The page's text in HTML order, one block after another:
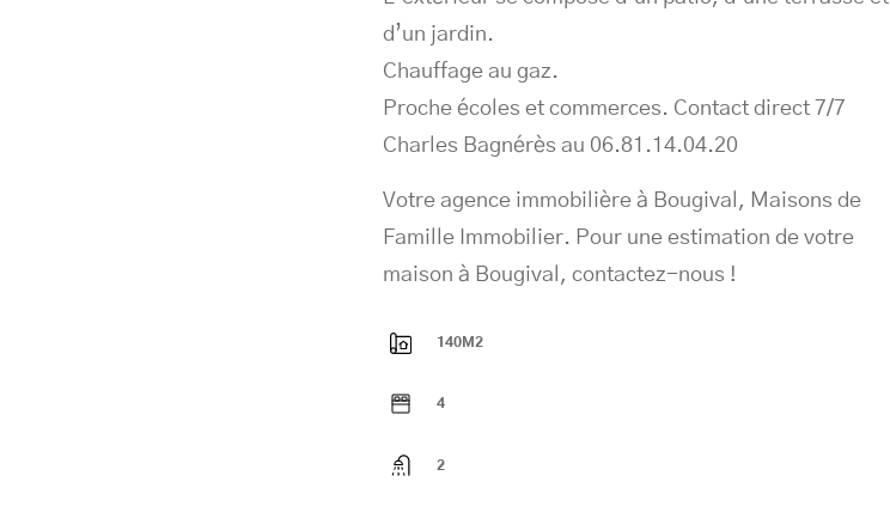
d’un jardin.
Chauffage au gaz.
Proche écoles et commerces. Contact direct 7/7
Charles Bagnérès au 06.81.14.04.20
Votre agence immobilière à Bougival, Maisons de
Famille Immobilier. Pour une estimation de votre
maison à Bougival, contactez-nous !
140M2
4
2